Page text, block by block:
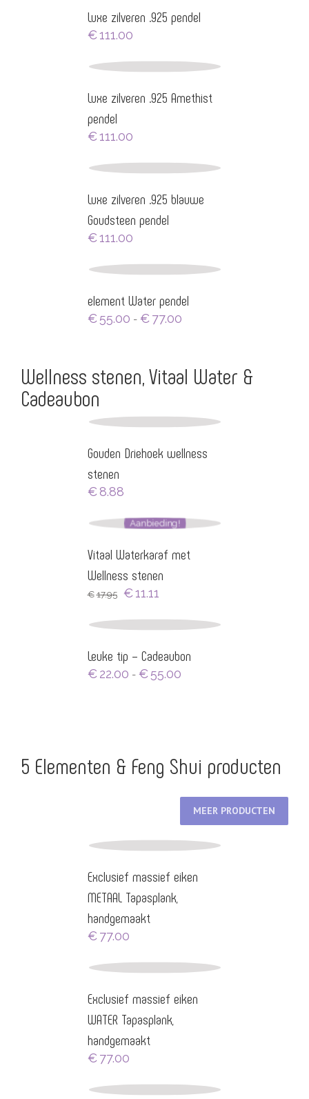
Luxe zilveren .925 pendel
€111.00
Luxe zilveren .925 Amethist
pendel
€111.00
Luxe zilveren .925 blauwe
Goudsteen pendel
€111.00
element Water pendel
€ 55.00 - € 77.00Prijsklasse:
Wellness stenen, Vitaal Water &
Cadeaubon
Gouden Driehoek wellness
stenen
€ 8.88
Aanbieding!
Vitaal Waterkaraf met
Wellness stenen
€ 17.95
Oorspronkelijke
was:
€17.95.
€11.11
is:
€11.11.
Leuke tip – Cadeaubon
€ 22.00 - € 55.00Prijsklasse:
5 Elementen & Feng Shui producten
MEER PRODUCTEN
Exclusief massief eiken
METAAL Tapasplank,
handgemaakt
€ 77.00
Exclusief massief eiken
WATER Tapasplank,
handgemaakt
€ 77.00